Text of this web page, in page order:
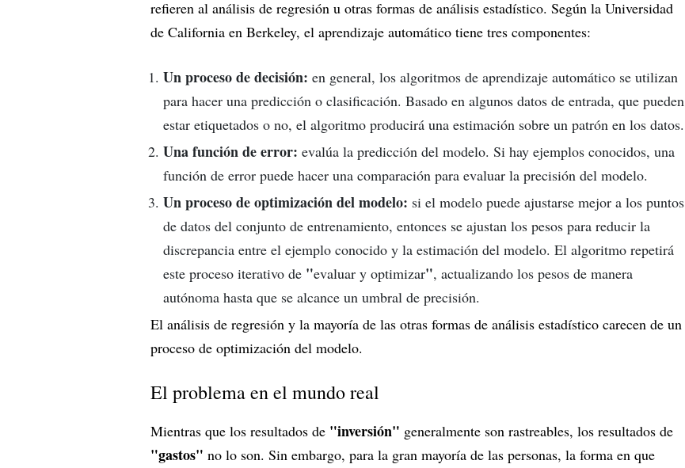
refieren al análisis de regresión u otras formas de análisis estadístico. Según la Universidad
de California en Berkeley, el aprendizaje automático tiene tres componentes:
Un proceso de decisión: en general, los algoritmos de aprendizaje automático se utilizan
para hacer una predicción o clasificación. Basado en algunos datos de entrada, que pueden
estar etiquetados o no, el algoritmo producirá una estimación sobre un patrón en los datos.
Una función de error: evalúa la predicción del modelo. Si hay ejemplos conocidos, una
función de error puede hacer una comparación para evaluar la precisión del modelo.
Un proceso de optimización del modelo: si el modelo puede ajustarse mejor a los puntos
de datos del conjunto de entrenamiento, entonces se ajustan los pesos para reducir la
discrepancia entre el ejemplo conocido y la estimación del modelo. El algoritmo repetirá
este proceso iterativo de "evaluar y optimizar", actualizando los pesos de manera
autónoma hasta que se alcance un umbral de precisión.
El análisis de regresión y la mayoría de las otras formas de análisis estadístico carecen de un
proceso de optimización del modelo.
El problema en el mundo real
Mientras que los resultados de "inversión" generalmente son rastreables, los resultados de
"gastos" no lo son. Sin embargo, para la gran mayoría de las personas, la forma en que